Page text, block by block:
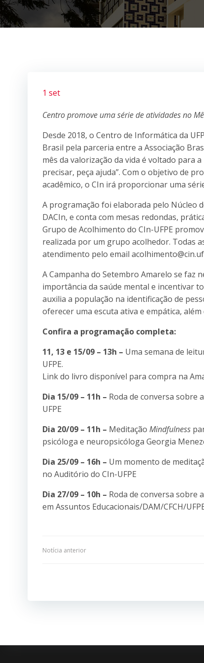
1 set
Centro promove uma série de atividades no
Desde 2018, o Centro de Informática da
Brasil pela parceria entre a Associação
mês da valorização da vida é voltado para
precisar, peça ajuda”. Com o objetivo de
acadêmico, o CIn irá proporcionar uma
A programação foi elaborada pelo Núcleo
DACIn, e conta com mesas redondas,
Grupo de Acolhimento do CIn-UFPE
realizada por um grupo acolhedor. Todas
atendimento pelo email
A Campanha do Setembro Amarelo se faz
importância da saúde mental e incentivar
auxilia a população na identificação de
oferecer uma escuta ativa e empática,
Confira a programação completa:
11, 13 e 15/09 – 13h – Uma semana de
UFPE.
Link do livro disponível para compra na
Dia 15/09 – 11h – Roda de conversa sobre
UFPE
Dia 20/09 – 11h – Meditação Mindfulness
psicóloga e neuropsicóloga Georgia
Dia 25/09 – 16h – Um momento de
no Auditório do CIn-UFPE
Dia 27/09 – 10h – Roda de conversa sobre
em Assuntos Educacionais/DAM/CFCH/
Navegação
Post
Notícia anterior